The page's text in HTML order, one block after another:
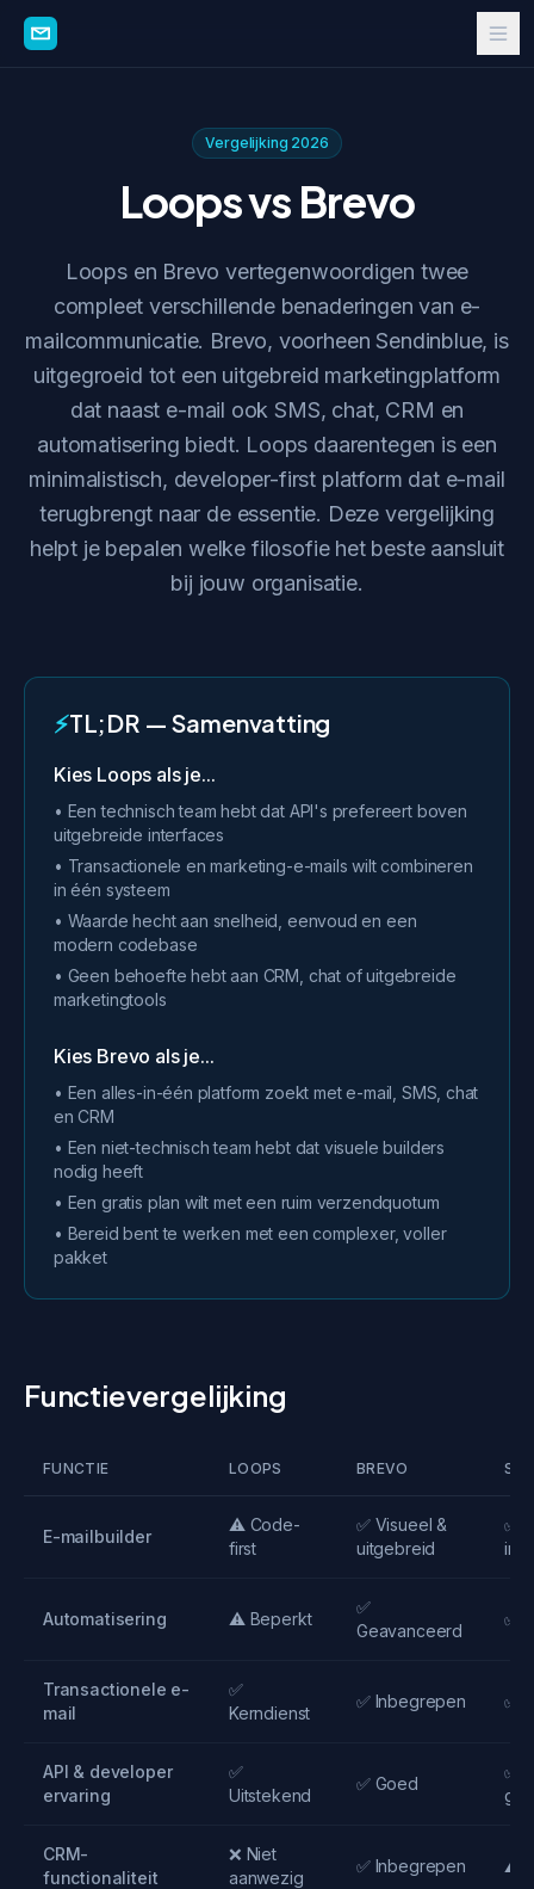
Vergelijking 2026
Loops vs Brevo
Loops en Brevo vertegenwoordigen twee
compleet verschillende benaderingen van e-
mailcommunicatie. Brevo, voorheen Sendinblue, is
uitgegroeid tot een uitgebreid marketingplatform
dat naast e-mail ook SMS, chat, CRM en
automatisering biedt. Loops daarentegen is een
minimalistisch, developer-first platform dat e-mail
terugbrengt naar de essentie. Deze vergelijking
helpt je bepalen welke filosofie het beste aansluit
bij jouw organisatie.
⚡TL;DR — Samenvatting
Kies Loops als je...
• Een technisch team hebt dat API's prefereert boven
uitgebreide interfaces
• Transactionele en marketing-e-mails wilt combineren
in één systeem
• Waarde hecht aan snelheid, eenvoud en een
modern codebase
• Geen behoefte hebt aan CRM, chat of uitgebreide
marketingtools
Kies Brevo als je...
• Een alles-in-één platform zoekt met e-mail, SMS, chat
en CRM
• Een niet-technisch team hebt dat visuele builders
nodig heeft
• Een gratis plan wilt met een ruim verzendquotum
• Bereid bent te werken met een complexer, voller
pakket
Functievergelijking
FUNCTIE LOOPS BREVO
E-mailbuilder
⚠️ Code-
first
✅ Visueel &
uitgebreid
✅
Automatisering ⚠️ Beperkt
✅
Geavanceerd
✅
Transactionele e-
mail
✅
Kerndienst
✅ Inbegrepen ✅
API & developer
ervaring
✅
Uitstekend
✅ Goed
✅
CRM-
functionaliteit
❌ Niet
aanwezig
✅ Inbegrepen ⚠️